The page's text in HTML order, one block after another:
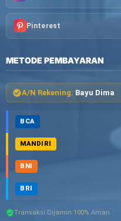
Pinterest
METODE PEMBAYARAN
A/N Rekening: Bayu Dima
BCA
MANDIRI
BNI
BRI
Transaksi Dijamin 100% Aman